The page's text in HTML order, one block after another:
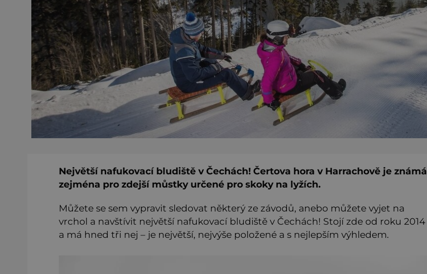
Největší nafukovací bludiště v Čechách! Čertova hora v Harrachově je známá
zejména pro zdejší můstky určené pro skoky na lyžích.
Můžete se sem vypravit sledovat některý ze závodů, anebo můžete vyjet na
vrchol a navštívit největší nafukovací bludiště v Čechách! Stojí zde od roku 2014
a má hned tři nej – je největší, nejvýše položené a s nejlepším výhledem.